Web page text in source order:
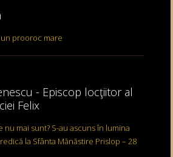
prooroc mare
- Episcop locţiitor al
Felix
nu mai sunt? S-au ascuns în lumina
la Sfânta Mănăstire Prislop – 28